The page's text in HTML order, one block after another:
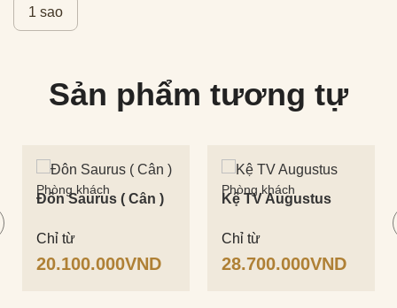
1 sao
Sản phẩm tương tự
Phòng khách
Đôn Saurus ( Cân )
Chỉ từ
20.100.000VND
Phòng khách
Kệ TV Augustus
Chỉ từ
28.700.000VND